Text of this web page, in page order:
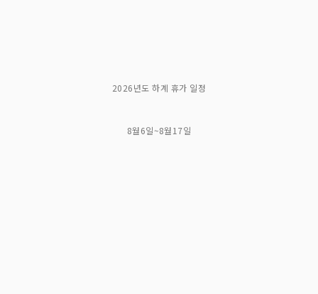
2026년도 하계 휴가 일정
8월6일~8월17일